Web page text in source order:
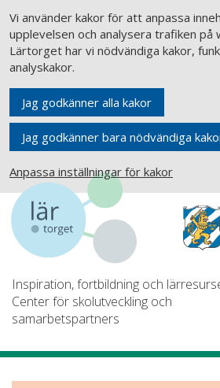
Vi använder kakor för att anpassa
upplevelsen och analysera trafiken på
Lärtorget har vi nödvändiga kakor,
analyskakor.
Jag godkänner alla kakor
Jag godkänner bara nödvändiga
Anpassa inställningar för kakor
Inspiration, fortbildning och
Center för skolutveckling och
samarbetspartners